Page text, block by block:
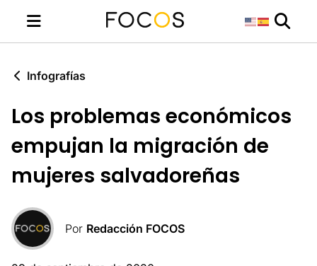
Infografías
Los problemas económicos
empujan la migración de
mujeres salvadoreñas
Por Redacción FOCOS